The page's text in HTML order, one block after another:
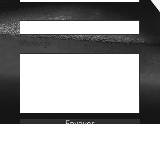
Message
Message
Envoyer